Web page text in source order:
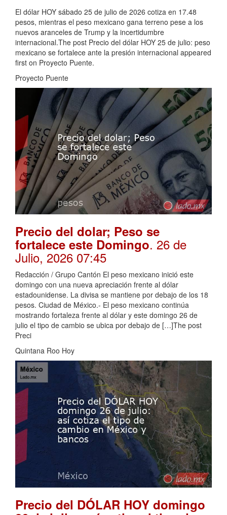
El dólar HOY sábado 25 de julio de 2026 cotiza en 17.48
pesos, mientras el peso mexicano gana terreno pese a los
nuevos aranceles de Trump y la incertidumbre
internacional.The post Precio del dólar HOY 25 de julio: peso
mexicano se fortalece ante la presión internacional appeared
first on Proyecto Puente.
Proyecto Puente
Precio del dolar; Peso se
fortalece este Domingo. 26 de
Julio, 2026 07:45
Redacción / Grupo Cantón El peso mexicano inició este
domingo con una nueva apreciación frente al dólar
estadounidense. La divisa se mantiene por debajo de los 18
pesos. Ciudad de México.- El peso mexicano continúa
mostrando fortaleza frente al dólar y este domingo 26 de
julio el tipo de cambio se ubica por debajo de […]The post
Preci
Quintana Roo Hoy
Precio del DÓLAR HOY domingo